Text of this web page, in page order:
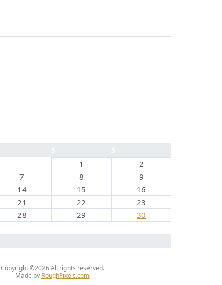
1
2
7 8
9
14 15
16
21 22
23
28 29 30
Copyright ©2026All rights reserved.
Made by RoughPixels.com